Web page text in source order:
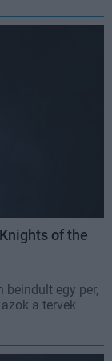
of the
beindult egy per,
a tervek